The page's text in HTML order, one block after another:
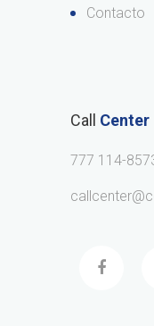
Contacto
Call Center
777 114-